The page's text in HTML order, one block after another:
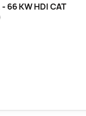
66 KW HDI CAT